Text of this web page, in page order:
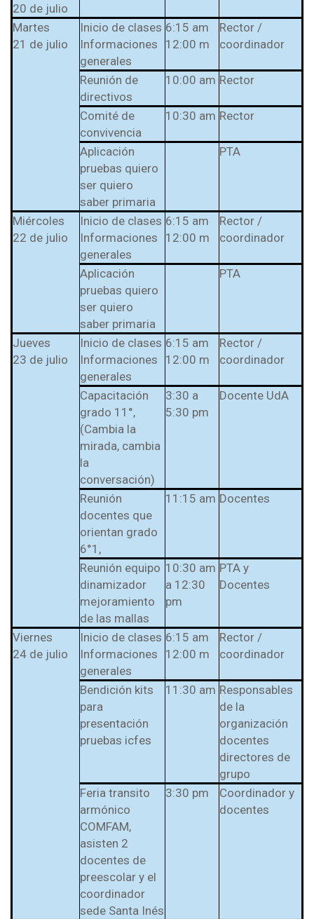
20 de julio
Martes
21 de julio
Inicio de clases
Informaciones
generales
6:15 am
12:00 m
Rector /
coordinador
Reunión de
directivos
10:00 am Rector
Comité de
convivencia
10:30 am Rector
Aplicación
pruebas quiero
ser quiero
saber primaria
PTA
Miércoles
22 de julio
Inicio de clases
Informaciones
generales
6:15 am
12:00 m
Rector /
coordinador
Aplicación
pruebas quiero
ser quiero
saber primaria
PTA
Jueves
23 de julio
Inicio de clases
Informaciones
generales
6:15 am
12:00 m
Rector /
coordinador
Capacitación
grado 11°,
(Cambia la
mirada, cambia
la
conversación)
3:30 a
5:30 pm
Docente UdA
Reunión
docentes que
orientan grado
6°1,
11:15 am Docentes
Reunión equipo
dinamizador
mejoramiento
de las mallas
10:30 am
a 12:30
pm
PTA y
Docentes
Viernes
24 de julio
Inicio de clases
Informaciones
generales
6:15 am
12:00 m
Rector /
coordinador
Bendición kits
para
presentación
pruebas icfes
11:30 am Responsables
de la
organización
docentes
directores de
grupo
Feria transito
armónico
COMFAM,
asisten 2
docentes de
preescolar y el
coordinador
sede Santa Inés
3:30 pm
Coordinador y
docentes